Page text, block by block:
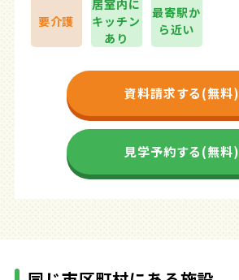
要介護
居室内に
キッチン
あり
最寄駅か
ら近い
資料請求する(無料)
見学予約する(無料)